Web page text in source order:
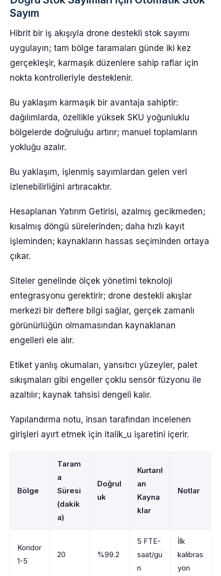
Sayım
Hibrit bir iş akışıyla drone destekli stok sayımı
uygulayın; tam bölge taramaları günde iki kez
gerçekleşir, karmaşık düzenlere sahip raflar için
nokta kontrolleriyle desteklenir.
Bu yaklaşım karmaşık bir avantaja sahiptir:
dağılımlarda, özellikle yüksek SKU yoğunluklu
bölgelerde doğruluğu artırır; manuel toplamların
yokluğu azalır.
Bu yaklaşım, işlenmiş sayımlardan gelen veri
izlenebilirliğini artıracaktır.
Hesaplanan Yatırım Getirisi, azalmış gecikmeden;
kısalmış döngü sürelerinden; daha hızlı kayıt
işleminden; kaynakların hassas seçiminden ortaya
çıkar.
Siteler genelinde ölçek yönetimi teknoloji
entegrasyonu gerektirir; drone destekli akışlar
merkezi bir deftere bilgi sağlar, gerçek zamanlı
görünürlüğün olmamasından kaynaklanan
engelleri ele alır.
Etiket yanlış okumaları, yansıtıcı yüzeyler, palet
sıkışmaları gibi engeller çoklu sensör füzyonu ile
azaltılır; kaynak tahsisi dengeli kalır.
Yapılandırma notu, insan tarafından incelenen
girişleri ayırt etmek için italik_u işaretini içerir.
Bölge
Taram
a
Süresi
(dakik
a)
Doğrul
uk
Kurtarıl
an
Kayna
klar
Notlar
Koridor
1-5
20 %99.2
5 FTE-
saat/gü
n
İlk
kalibras
yon